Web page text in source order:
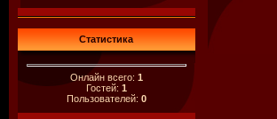
Статистика
Онлайн всего: 1
Гостей: 1
Пользователей: 0